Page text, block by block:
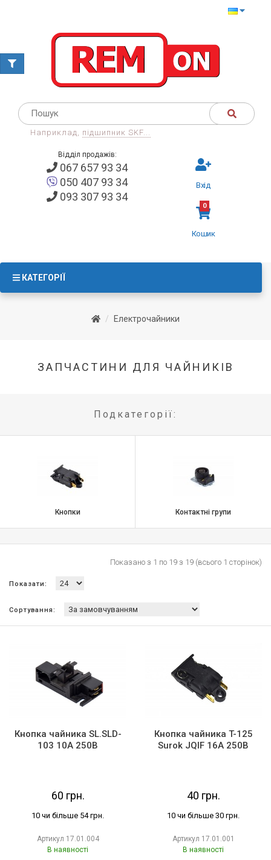
Наприклад, підшипник SKF...
Відділ продажів:
067 657 93 34
050 407 93 34
093 307 93 34
Вхід
Кошик
0
КАТЕГОРІЇ
Електрочайники
ЗАПЧАСТИНИ ДЛЯ ЧАЙНИКІВ
Подкатегорії:
Кнопки Контактні групи
Показано з 1 по 19 з 19 (всього 1 сторінок)
Показати:
Сортування:
Кнопка чайника SL.SLD-
103 10А 250В
60 грн.
10 чи більше 54 грн.
Артикул 17.01.004
В наявності
Кнопка чайника T-125
Surok JQIF 16А 250В
40 грн.
10 чи більше 30 грн.
Артикул 17.01.001
В наявності